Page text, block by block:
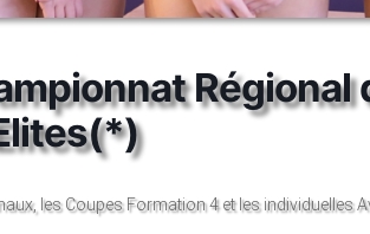
les Coupes Formation 4 et les individuelles